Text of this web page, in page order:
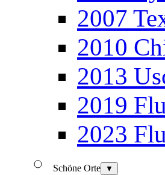
2007
2010
2013
2019
2023
Schöne Orte ▼